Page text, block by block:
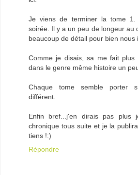
Je viens de terminer la tome
soirée. Il y a un peu de longeur au
beaucoup de détail pour bien nous
Comme je disais, sa me fait plus
dans le genre même histoire un
Chaque tome semble porter
différent.
Enfin bref...j'en dirais pas plus
chronique tous suite et je la
tiens !:)
Répondre